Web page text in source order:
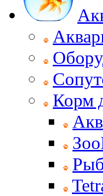
Корм